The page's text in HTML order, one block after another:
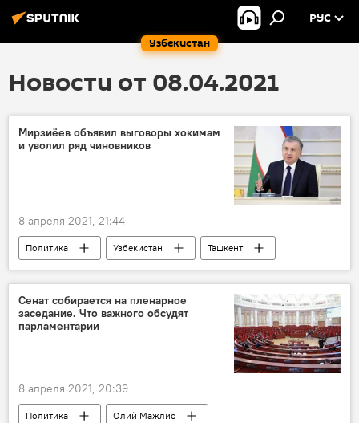
Узбекистан
РУС
Новости от 08.04.2021
Мирзиёев объявил выговоры хокимам
и уволил ряд чиновников
8 апреля 2021, 21:44
Политика Узбекистан
Ташкент
Шавкат Мирзиёев
президент Узбекистана
Новый президент Узбекистана Шавкат Мирзиёев: реформы и назначения
видеоселекторное совещание
Сенат собирается на пленарное
заседание. Что важного обсудят
парламентарии
8 апреля 2021, 20:39
Политика
Олий Мажлис